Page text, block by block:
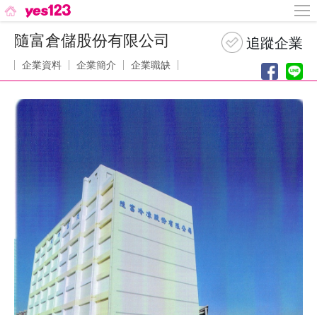
隨富倉儲股份有限公司
企業資料 企業簡介 企業職缺